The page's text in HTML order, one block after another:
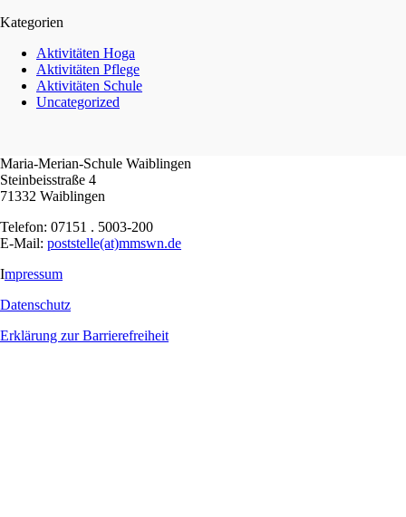
Kategorien
Aktivitäten Hoga
Aktivitäten Pflege
Aktivitäten Schule
Uncategorized
Maria-Merian-Schule Waiblingen
Steinbeisstraße 4
71332 Waiblingen
Telefon: 07151 . 5003-200
E-Mail: poststelle(at)mmswn.de
Impressum
Datenschutz
Erklärung zur Barrierefreiheit